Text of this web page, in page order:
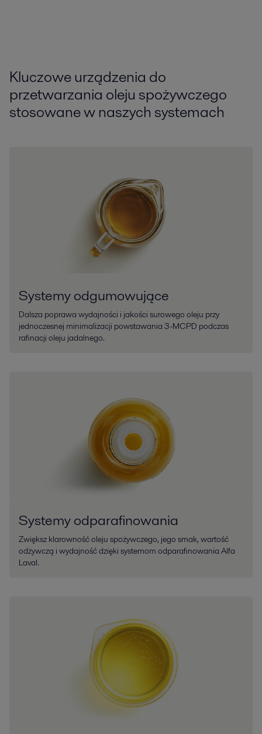
Kluczowe urządzenia do
przetwarzania oleju spożywczego
stosowane w naszych systemach
Systemy odgumowujące
Dalsza poprawa wydajności i jakości surowego oleju przy
jednoczesnej minimalizacji powstawania 3-MCPD podczas
rafinacji oleju jadalnego.
Systemy odparafinowania
Zwiększ klarowność oleju spożywczego, jego smak, wartość
odżywczą i wydajność dzięki systemom odparafinowania Alfa
Laval.